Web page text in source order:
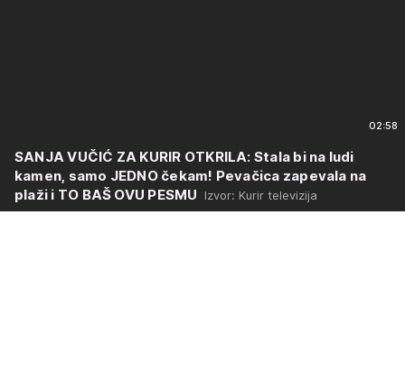
02:58
SANJA VUČIĆ ZA KURIR OTKRILA: Stala bi na ludi
kamen, samo JEDNO čekam! Pevačica zapevala na
plaži i TO BAŠ OVU PESMU Izvor: Kurir televizija